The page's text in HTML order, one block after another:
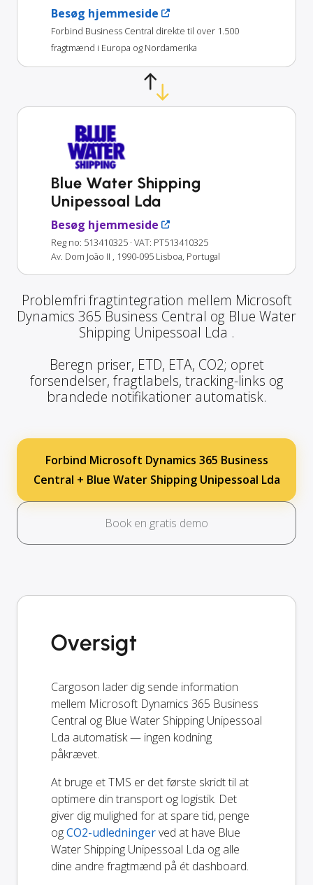
Besøg hjemmeside
Forbind Business Central direkte til over 1.500
fragtmænd i Europa og Nordamerika
Blue Water Shipping
Unipessoal Lda
Besøg hjemmeside
Reg no: 513410325 · VAT: PT513410325
Av. Dom João II , 1990-095 Lisboa, Portugal
Problemfri fragtintegration mellem Microsoft
Dynamics 365 Business Central og Blue Water
Shipping Unipessoal Lda .
Beregn priser, ETD, ETA, CO2; opret
forsendelser, fragtlabels, tracking-links og
brandede notifikationer automatisk.
Forbind Microsoft Dynamics 365 Business
Central + Blue Water Shipping Unipessoal Lda
Book en gratis demo
Oversigt
Cargoson lader dig sende information
mellem Microsoft Dynamics 365 Business
Central og Blue Water Shipping Unipessoal
Lda automatisk — ingen kodning
påkrævet.
At bruge et TMS er det første skridt til at
optimere din transport og logistik. Det
giver dig mulighed for at spare tid, penge
ogCO2-udledningerved at have Blue
Water Shipping Unipessoal Lda og alle
dine andre fragtmænd på ét dashboard.